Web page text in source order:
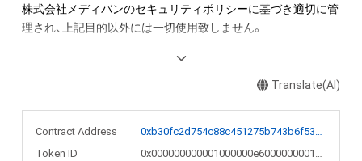
株式会社メディバンのセキュリティポリシーに基づき適切に管
理され、上記目的以外には一切使用致しません。
（こちらの商品はブックレットをデジタルにて販売するもので、
Translate(AI)
Contract Address
0xb30fc2d754c88c451275b743b6f530f19f643683
Token ID
0x000000000001000000e6000000001d26